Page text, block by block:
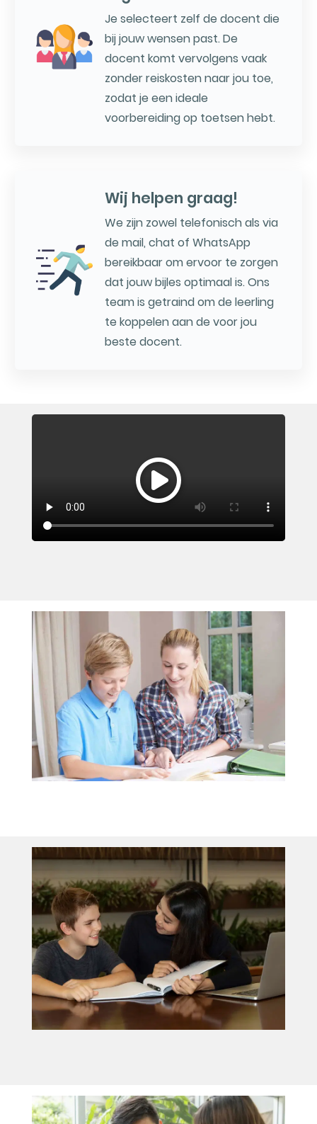
Je selecteert zelf de docent die
bij jouw wensen past. De
docent komt vervolgens vaak
zonder reiskosten naar jou toe,
zodat je een ideale
voorbereiding op toetsen hebt.
Wij helpen graag!
We zijn zowel telefonisch als via
de mail, chat of WhatsApp
bereikbaar om ervoor te zorgen
dat jouw bijles optimaal is. Ons
team is getraind om de leerling
te koppelen aan de voor jou
beste docent.